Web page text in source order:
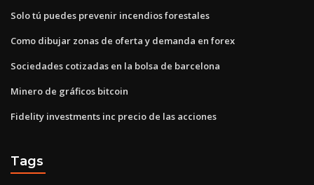
Solo tú puedes prevenir incendios forestales
Como dibujar zonas de oferta y demanda en forex
Sociedades cotizadas en la bolsa de barcelona
Minero de gráficos bitcoin
Fidelity investments inc precio de las acciones
Tags